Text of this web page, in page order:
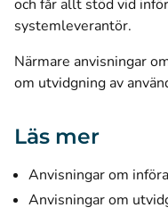
och får allt stöd vid
systemleverantör.
Närmare anvisningar
om utvidgning av
Läs mer
Anvisningar om
Anvisningar om